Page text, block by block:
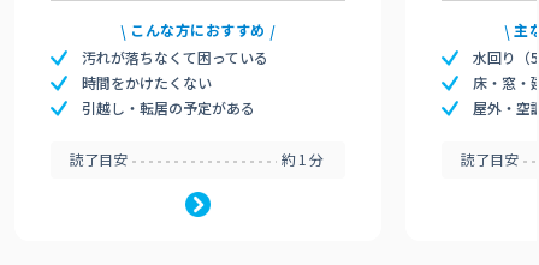
こんな方におすすめ
汚れが落ちなくて困っている
時間をかけたくない
引越し・転居の予定がある
読了目安 約1分
主
水回り（
床・窓・
屋外・空
読了目安